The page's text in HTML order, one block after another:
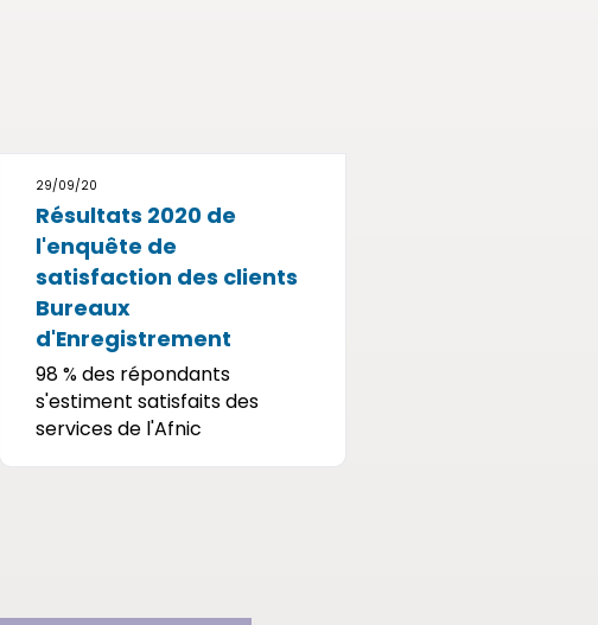
29/09/20
Résultats 2020 de
l'enquête de
satisfaction des clients
Bureaux
d'Enregistrement
98 % des répondants
s'estiment satisfaits des
services de l'Afnic